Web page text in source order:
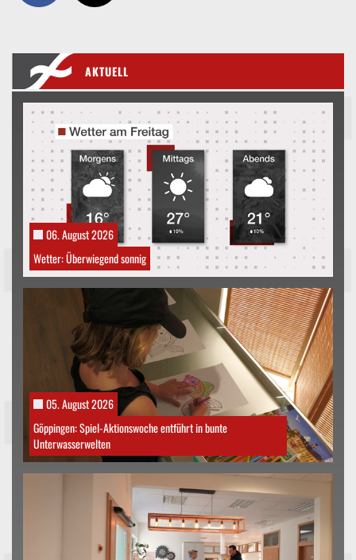
AKTUELL
06. August 2026
Wetter: Überwiegend sonnig
05. August 2026
Göppingen: Spiel-Aktionswoche entführt in bunte
Unterwasserwelten